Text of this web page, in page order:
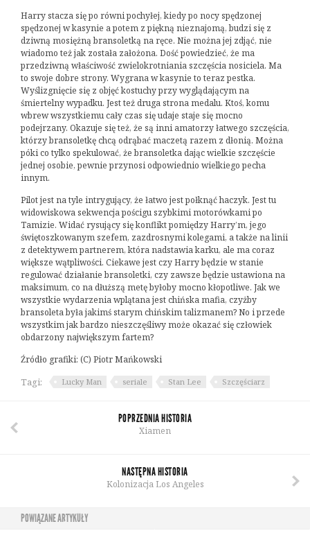
Harry stacza się po równi pochyłej, kiedy po nocy spędzonej
spędzonej w kasynie a potem z piękną nieznajomą, budzi się z
dziwną mosiężną bransoletką na ręce. Nie można jej zdjąć, nie
wiadomo też jak została założona. Dość powiedzieć, że ma
przedziwną właściwość zwielokrotniania szczęścia nosiciela. Ma
to swoje dobre strony. Wygrana w kasynie to teraz pestka.
Wyślizgnięcie się z objęć kostuchy przy wyglądającym na
śmiertelny wypadku. Jest też druga strona medalu. Ktoś, komu
wbrew wszystkiemu cały czas się udaje staje się mocno
podejrzany. Okazuje się też, że są inni amatorzy łatwego szczęścia,
którzy bransoletkę chcą odrąbać maczetą razem z dłonią. Można
póki co tylko spekulować, że bransoletka dając wielkie szczęście
jednej osobie, pewnie przynosi odpowiednio wielkiego pecha
innym.
Pilot jest na tyle intrygujący, że łatwo jest połknąć haczyk. Jest tu
widowiskowa sekwencja pościgu szybkimi motorówkami po
Tamizie. Widać rysujący się konflikt pomiędzy Harry’m, jego
świętoszkowanym szefem, zazdrosnymi kolegami, a także na linii
z detektywem partnerem, która nadstawia karku, ale ma coraz
większe wątpliwości. Ciekawe jest czy Harry będzie w stanie
regulować działanie bransoletki, czy zawsze będzie ustawiona na
maksimum, co na dłuższą metę byłoby mocno kłopotliwe. Jak we
wszystkie wydarzenia wplątana jest chińska mafia, czyżby
bransoleta była jakimś starym chińskim talizmanem? No i przede
wszystkim jak bardzo nieszczęśliwy może okazać się człowiek
obdarzony największym fartem?
Źródło grafiki: (C) Piotr Mańkowski
Tagi: Lucky Man seriale Stan Lee Szczęściarz
POPRZEDNIA HISTORIA
Xiamen
NASTĘPNA HISTORIA
Kolonizacja Los Angeles
POWIĄZANE ARTYKUŁY